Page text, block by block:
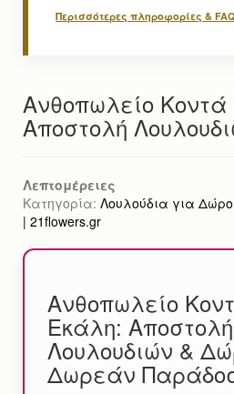
Περισσότερες πληροφορίες &
Ανθοπωλείο
Αποστολή
Λεπτομέρειες
Κατηγορία: Λουλούδια για
| 21flowers.gr
Ανθοπωλείο
Εκάλη: Αποστολή
Λουλουδιών &
Δωρεάν